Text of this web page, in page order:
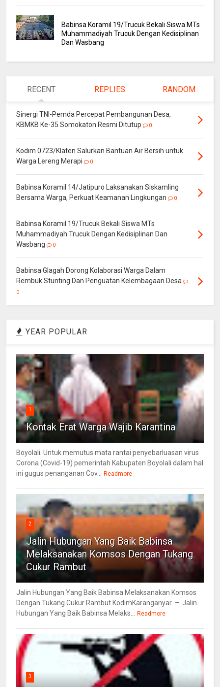
Babinsa Koramil 19/Trucuk Bekali Siswa MTs
Muhammadiyah Trucuk Dengan Kedisiplinan
Dan Wasbang
RECENT REPLIES RANDOM
Sinergi TNI-Pemda Percepat Pembangunan Desa,
KBMKB Ke-35 Somokaton Resmi Ditutup
0
Kodim 0723/Klaten Salurkan Bantuan Air Bersih untuk
Warga Lereng Merapi
0
Babinsa Koramil 14/Jatipuro Laksanakan Siskamling
Bersama Warga, Perkuat Keamanan Lingkungan
0
Babinsa Koramil 19/Trucuk Bekali Siswa MTs
Muhammadiyah Trucuk Dengan Kedisiplinan Dan
Wasbang
0
Babinsa Glagah Dorong Kolaborasi Warga Dalam
Rembuk Stunting Dan Penguatan Kelembagaan Desa
0
YEAR POPULAR
1
Kontak Erat Warga Wajib Karantina
Boyolali. Untuk memutus mata rantai penyebarluasan virus
Corona (Covid-19) pemerintah Kabupaten Boyolali dalam hal
ini gugus penanganan Cov...
Readmore
2
Jalin Hubungan Yang Baik Babinsa
Melaksanakan Komsos Dengan Tukang
Cukur Rambut
Jalin Hubungan Yang Baik Babinsa Melaksanakan Komsos
Dengan Tukang Cukur Rambut KodimKaranganyar – Jalin
Hubungan Yang Baik Babinsa Melaks...
Readmore
3